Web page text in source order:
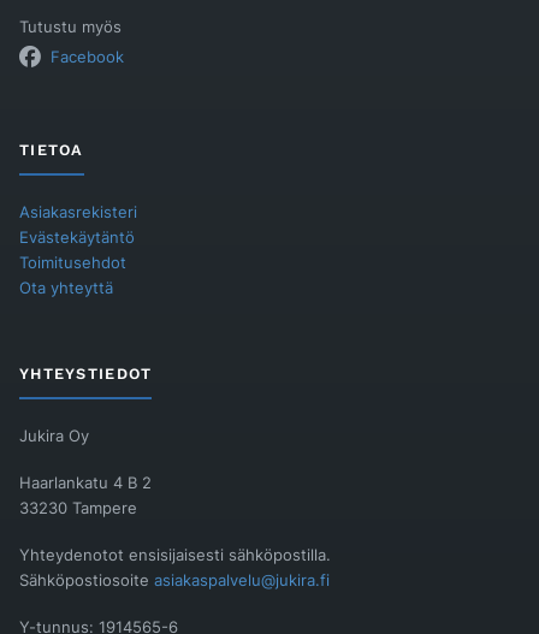
Tutustu myös
Facebook
TIETOA
Asiakasrekisteri
Evästekäytäntö
Toimitusehdot
Ota yhteyttä
YHTEYSTIEDOT
Jukira Oy
Haarlankatu 4 B 2
33230 Tampere
Yhteydenotot ensisijaisesti sähköpostilla.
Sähköpostiosoite asiakaspalvelu@jukira.fi
Y-tunnus: 1914565-6